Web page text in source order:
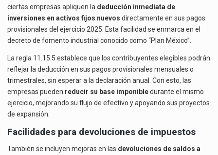
ciertas empresas apliquen la deducción inmediata de
inversiones en activos fijos nuevos directamente en sus pagos
provisionales del ejercicio 2025. Esta facilidad se enmarca en el
decreto de fomento industrial conocido como “Plan México”.
La regla 11.15.5 establece que los contribuyentes elegibles podrán
reflejar la deducción en sus pagos provisionales mensuales o
trimestrales, sin esperar a la declaración anual. Con esto, las
empresas pueden reducir su base imponibledurante el mismo
ejercicio, mejorando su flujo de efectivo y apoyando sus proyectos
de expansión.
Facilidades para devoluciones de impuestos
También se incluyen mejoras en las devoluciones de saldos a